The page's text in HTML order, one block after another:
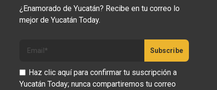
¿Enamorado de Yucatán? Recibe en tu correo lo
mejor de Yucatán Today.
Haz clic aquí para confirmar tu suscripción a
Yucatán Today; nunca compartiremos tu correo